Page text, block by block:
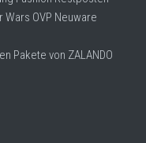
Wars OVP Neuware
Pakete von ZALANDO